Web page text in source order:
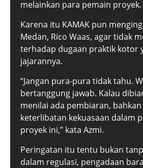
melainkan para pemain proyek.
Karena itu KAMAK pun
Medan, Rico Waas, agar tidak
terhadap dugaan praktik kotor
jajarannya.
“Jangan pura-pura tidak tahu.
bertanggung jawab. Kalau
menilai ada pembiaran,
keterlibatan kekuasaan dalam
proyek ini,” kata Azmi.
Peringatan itu tentu bukan
dalam regulasi, pengadaan